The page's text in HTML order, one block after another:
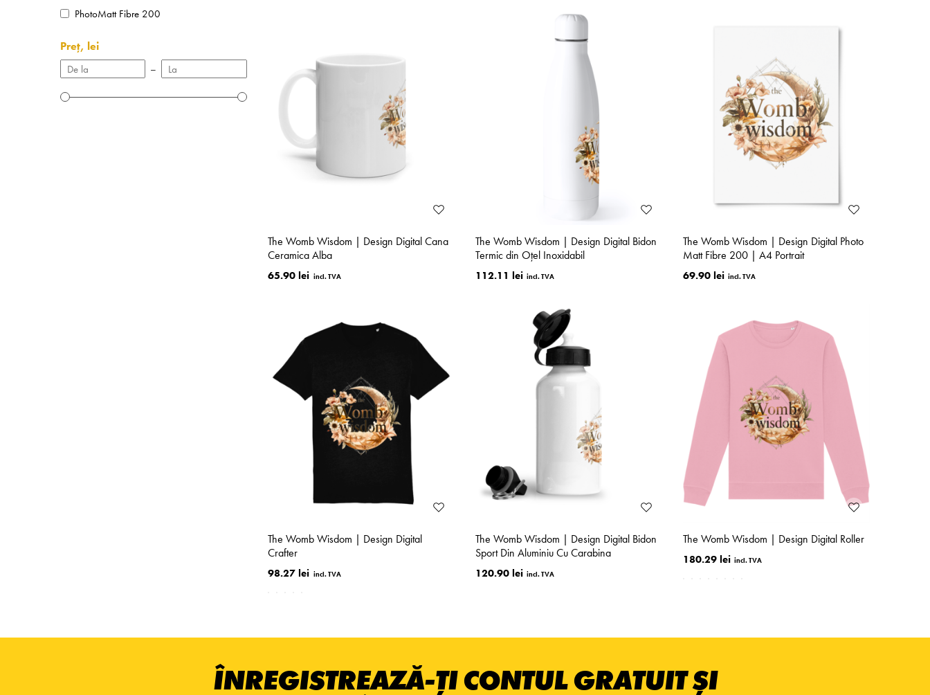
PhotoMatt Fibre 200
Preț, lei
–
The Womb Wisdom | Design Digital Cana
Ceramica Alba
65.90 lei
The Womb Wisdom | Design Digital Bidon
Termic din Oțel Inoxidabil
112.11 lei
The Womb Wisdom | Design Digital Photo
Matt Fibre 200 | A4 Portrait
69.90 lei
The Womb Wisdom | Design Digital
Crafter
98.27 lei
The Womb Wisdom | Design Digital Bidon
Sport Din Aluminiu Cu Carabina
120.90 lei
The Womb Wisdom | Design Digital Roller
180.29 lei
ÎNREGISTREAZĂ-ȚI CONTUL GRATUIT ȘI